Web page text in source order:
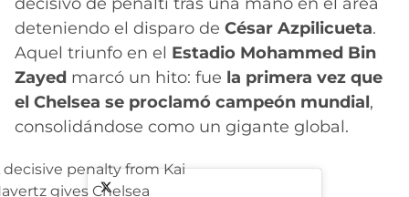
deteniendo el disparo de César Azpilicueta.
Aquel triunfo en el Estadio Mohammed Bin
Zayed marcó un hito: fue la primera vez que
el Chelsea se proclamó campeón mundial,
consolidándose como un gigante global.
decisive penalty from Kai
gives Chelsea